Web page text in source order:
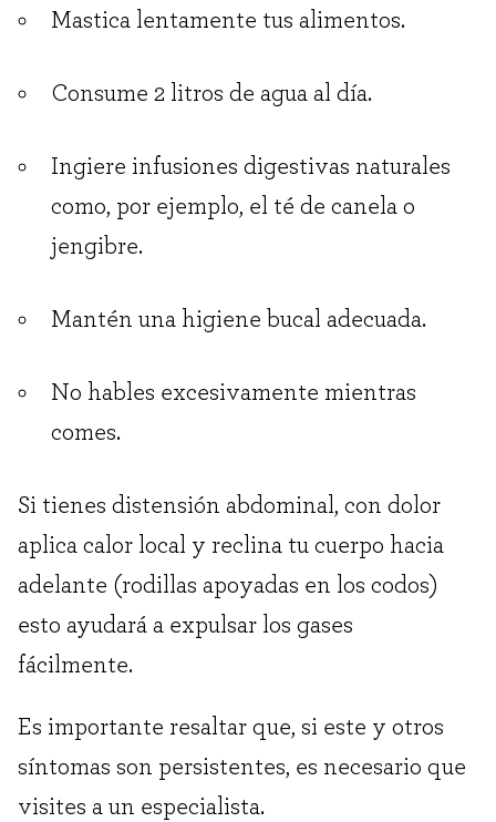
Mastica lentamente tus alimentos.
Consume 2 litros de agua al día.
Ingiere infusiones digestivas naturales
como, por ejemplo, el té de canela o
jengibre.
Mantén una higiene bucal adecuada.
No hables excesivamente mientras
comes.
Si tienes distensión abdominal, con dolor
aplica calor local y reclina tu cuerpo hacia
adelante (rodillas apoyadas en los codos)
esto ayudará a expulsar los gases
fácilmente.
Es importante resaltar que, si este y otros
síntomas son persistentes, es necesario que
visites a un especialista.